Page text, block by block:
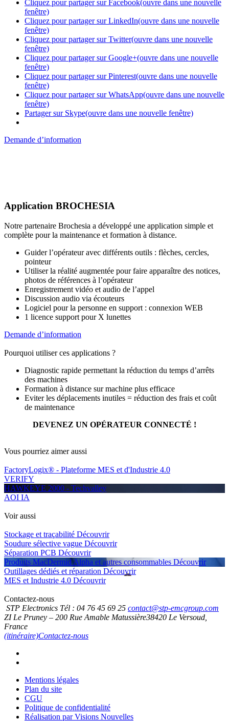
Cliquez pour partager sur Facebook(ouvre dans une nouvelle
fenêtre)
Cliquez pour partager sur LinkedIn(ouvre dans une nouvelle
fenêtre)
Cliquez pour partager sur Twitter(ouvre dans une nouvelle
fenêtre)
Cliquez pour partager sur Google+(ouvre dans une nouvelle
fenêtre)
Cliquez pour partager sur Pinterest(ouvre dans une nouvelle
fenêtre)
Cliquez pour partager sur WhatsApp(ouvre dans une nouvelle
fenêtre)
Partager sur Skype(ouvre dans une nouvelle fenêtre)
Demande d’information
Application BROCHESIA
Notre partenaire Brochesia a développé une application simple et
complète pour la maintenance et formation à distance.
Guider l’opérateur avec différents outils : flèches, cercles,
pointeur
Utiliser la réalité augmentée pour faire apparaître des notices,
photos de références à l’opérateur
Enregistrement vidéo et audio de l’appel
Discussion audio via écouteurs
Logiciel pour la personne en support : connexion WEB
1 licence support pour X lunettes
Demande d’information
Pourquoi utiliser ces applications ?
Diagnostic rapide permettant la réduction du temps d’arrêts
des machines
Formation à distance sur machine plus efficace
Eviter les déplacements inutiles = réduction des frais et coût
de maintenance
DEVENEZ UN OPÉRATEUR CONNECTÉ !
Vous pourriez aimer aussi
FactoryLogix® - Plateforme MES et d'Industrie 4.0
VERIFY
HAWKEYE 2000 - Techvalley
AOI IA
Voir aussi
Stockage et traçabilité Découvrir
Soudure sélective vague Découvrir
Séparation PCB Découvrir
Produits MacDermid Alpha et autres consommables Découvrir
Outillages dédiés et réparation Découvrir
MES et Industrie 4.0 Découvrir
Contactez-nous
STP Electronics Tél : 04 76 45 69 25 contact@stp-emcgroup.com
ZI Le Pruney – 200 Rue Amable Matussière38420 Le Versoud,
France
(itinéraire)Contactez-nous
Mentions légales
Plan du site
CGU
Politique de confidentialité
Réalisation par Visions Nouvelles